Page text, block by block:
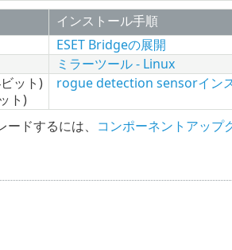
インストール手順
ESET Bridgeの展開
ミラーツール - Linux
ット)
ト)
rogue detection sensorイン
ドするには、 コンポーネントアップ